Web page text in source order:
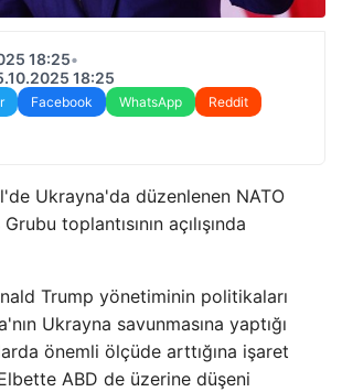
18:25•
18:25
Facebook WhatsApp
Reddit
Ukrayna'da düzenlenen NATO
toplantısının açılışında
Trump yönetiminin politikaları
Ukrayna savunmasına yaptığı
önemli ölçüde arttığına işaret
ABD de üzerine düşeni